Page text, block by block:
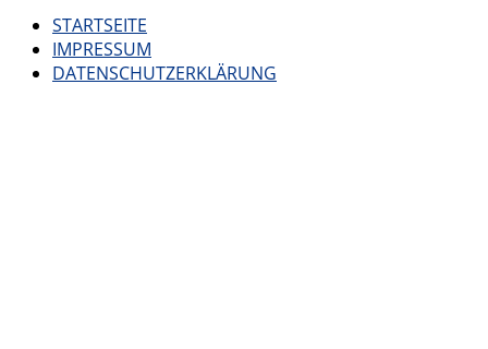
STARTSEITE
IMPRESSUM
DATENSCHUTZERKLÄRUNG